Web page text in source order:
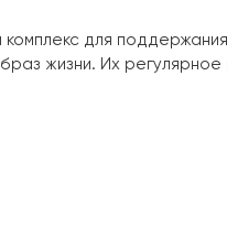
для
жизни. Их регулярное